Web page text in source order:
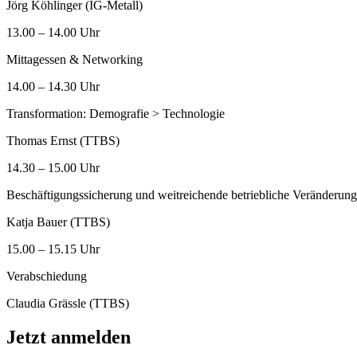
Jörg Köhlinger (IG-Metall)
13.00 – 14.00 Uhr
Mittagessen & Networking
14.00 – 14.30 Uhr
Transformation: Demografie > Technologie
Thomas Ernst (TTBS)
14.30 – 15.00 Uhr
Beschäftigungssicherung und weitreichende betriebliche
Katja Bauer (TTBS)
15.00 – 15.15 Uhr
Verabschiedung
Claudia Grässle (TTBS)
Jetzt anmelden